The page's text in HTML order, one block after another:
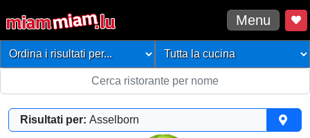
Menu
Risultati per: Asselborn